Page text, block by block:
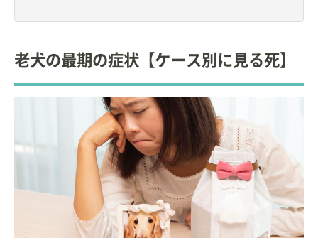
現在の愛犬は「シーズー」。
ナーです。
ハムスター、うさぎ、ハリネズミ、ヨークシャテリ
アとも暮らしてました。
家族のいない犬の一時預かり、離乳前の子猫を育て
るミルクボランティアなどもやってます。
老犬の最期の症状【ケース別に見る死】